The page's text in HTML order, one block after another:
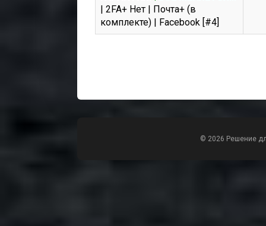
| 2FA+ Нет | Почта+ (в
комплекте) | Facebook [#4]
© 2026 Решение